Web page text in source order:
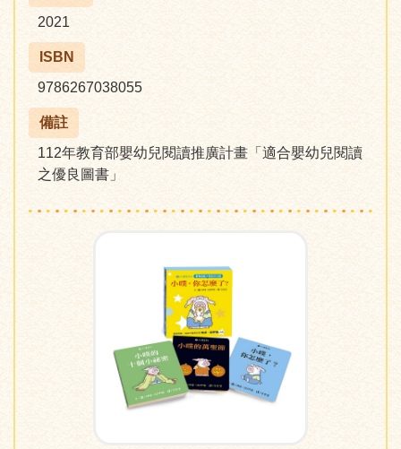
2021
ISBN
9786267038055
備註
112年教育部嬰幼兒閱讀推廣計畫「適合嬰幼兒閱讀
之優良圖書」